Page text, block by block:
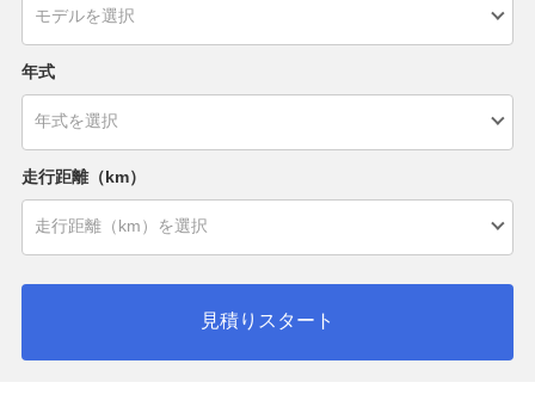
年式
走行距離（km）
見積りスタート